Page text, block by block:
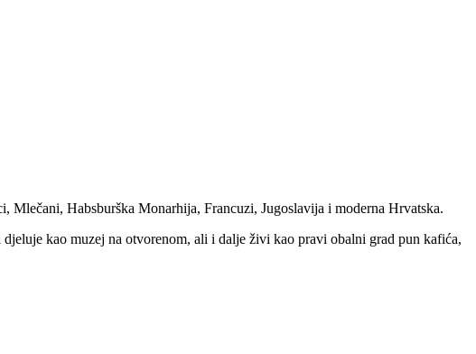
Habsburška Monarhija, Francuzi, Jugoslavija i moderna Hrvatska.
kao muzej na otvorenom, ali i dalje živi kao pravi obalni grad pun kafića,